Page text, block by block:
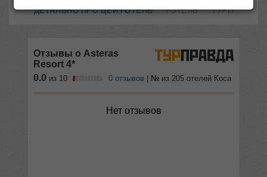
ДЕТАЛЬНО ПРО ЦЕЙ ГОТЕЛЬ ГОТЕЛЬ ТУРИ